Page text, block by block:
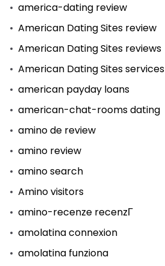
america-dating review
American Dating Sites review
American Dating Sites reviews
American Dating Sites services
american payday loans
american-chat-rooms dating
amino de review
amino review
amino search
Amino visitors
amino-recenze recenzГ­
amolatina connexion
amolatina funziona